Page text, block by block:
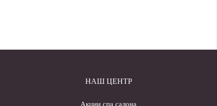
НАШ ЦЕНТР
Акции спа салона